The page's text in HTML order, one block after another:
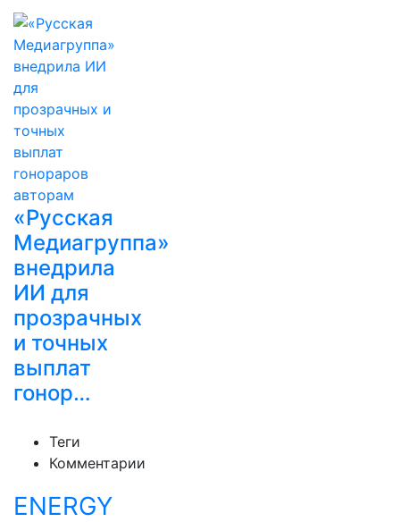
«Русская
Медиагруппа»
внедрила
ИИ для
прозрачных
и точных
выплат
гонор…
Теги
Комментарии
ENERGY